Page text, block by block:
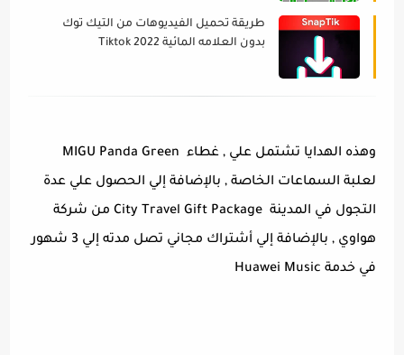
طريقة تحميل الفيديوهات من التيك توك
بدون العلامه المائية 2022 Tiktok
وهذه الهدايا تشتمل علي , غطاء MIGU Panda Green
لعلبة السماعات الخاصة , بالإضافة إلي الحصول علي عدة
التجول في المدينة City Travel Gift Package من شركة
هواوي , بالإضافة إلي أشتراك مجاني تصل مدته إلي 3 شهور
في خدمة Huawei Music